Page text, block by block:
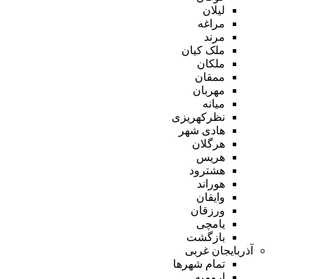
لیلان
مراغه
مرند
ملک کیان
ملکان
ممقان
مهربان
میانه
نظرکهریزی
هادی شهر
هرگلان
هریس
هشترود
هوراند
وایقان
ورزقان
یامچی
بازگشت
آذربایجان غربی
تمام شهر‌ها